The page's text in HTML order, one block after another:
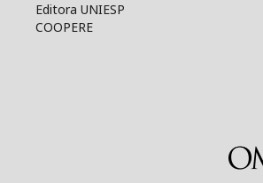
Editora UNIESP
COOPERE